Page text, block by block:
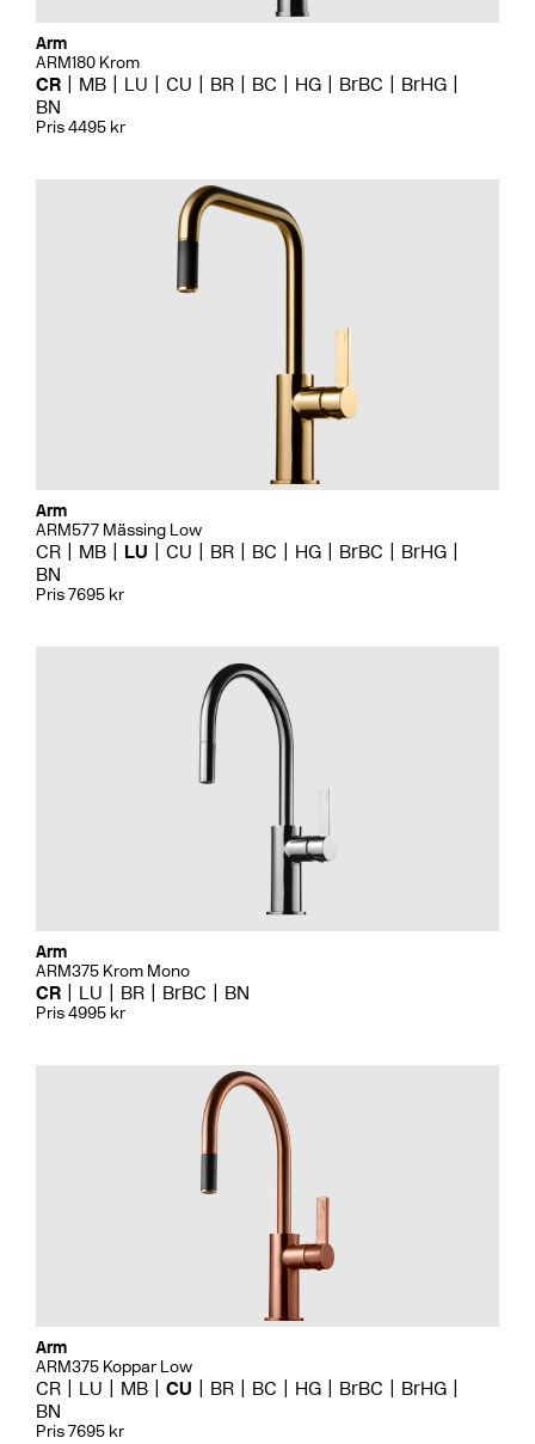
Arm
ARM180 Krom
CR MB LU CU BR BC HG BrBC
BrHG
BN
Pris 4495 kr
Arm
ARM577 Mässing Low
CR MB LU CU BR BC HG BrBC
BrHG
BN
Pris 7695 kr
Arm
ARM375 Krom Mono
CR LU BR BrBC BN
Pris 4995 kr
Arm
ARM375 Koppar Low
CR LU MB CU BR BC HG BrBC
BrHG
BN
Pris 7695 kr